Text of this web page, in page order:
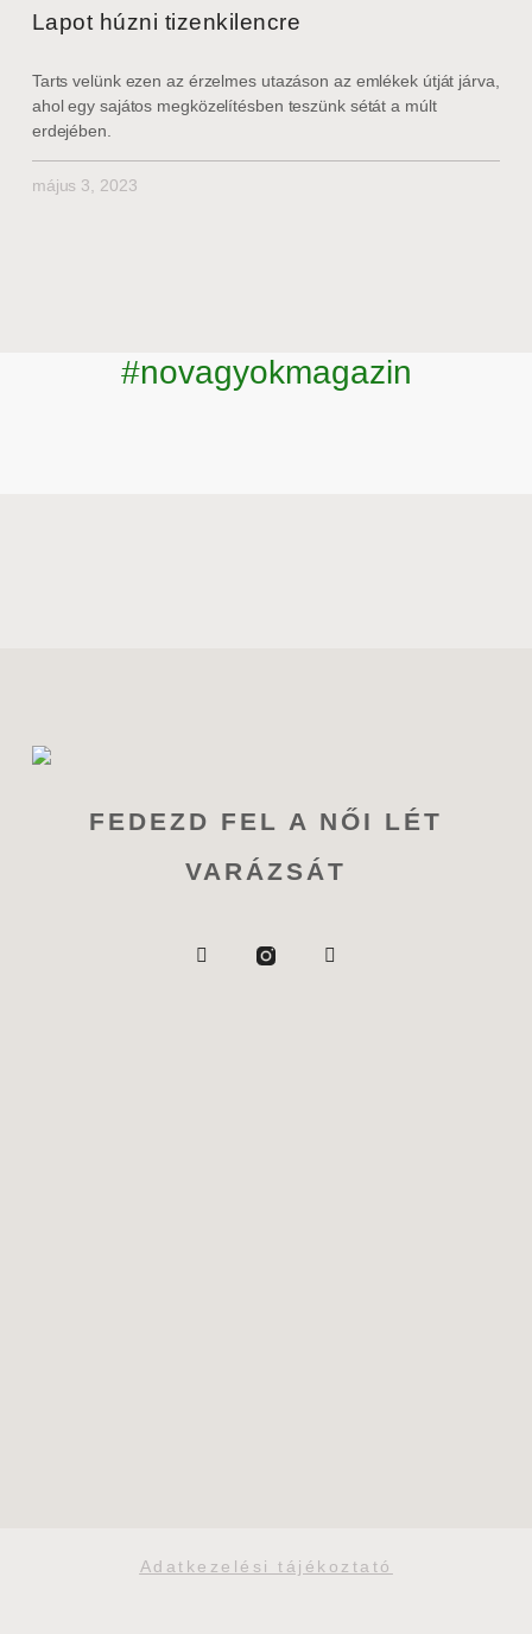
Lapot húzni tizenkilencre
Tarts velünk ezen az érzelmes utazáson az emlékek útját járva,
ahol egy sajátos megközelítésben teszünk sétát a múlt
erdejében.
május 3, 2023
#novagyokmagazin
FEDEZD FEL A NŐI LÉT
VARÁZSÁT
Adatkezelési tájékoztató